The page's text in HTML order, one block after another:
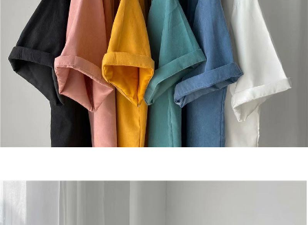
mengesahkan pembayaran, transaksi akan selesai.
3. Jumlah kelulusan sebenar, bilangan ansuran dan jumlah bayaran
adalah berdasarkan halaman pengesahan transaksi seterusnya.
4. Dalam masa 30 minit selepas pesanan ditubuhkan, jika tidak pergi
untuk mengesahkan transaksi atau jika tidak lulus semakan, pesanan
akan dibatalkan secara automatik. Jika terdapat situasi "pindah untuk
semakan khusus" yang tidak lulus, ini menunjukkan bahawa sistem
penilaian tidak mencukupi, tiada penjelasan mengenai kandungan
penilaian boleh diberikan.
【Penerangan Kaedah Pembayaran】
1. Pembayaran ansuran tidak digabungkan dalam bil telekomunikasi,
2. Melalui pautan SMS untuk membuka bil, anda boleh memilih untuk